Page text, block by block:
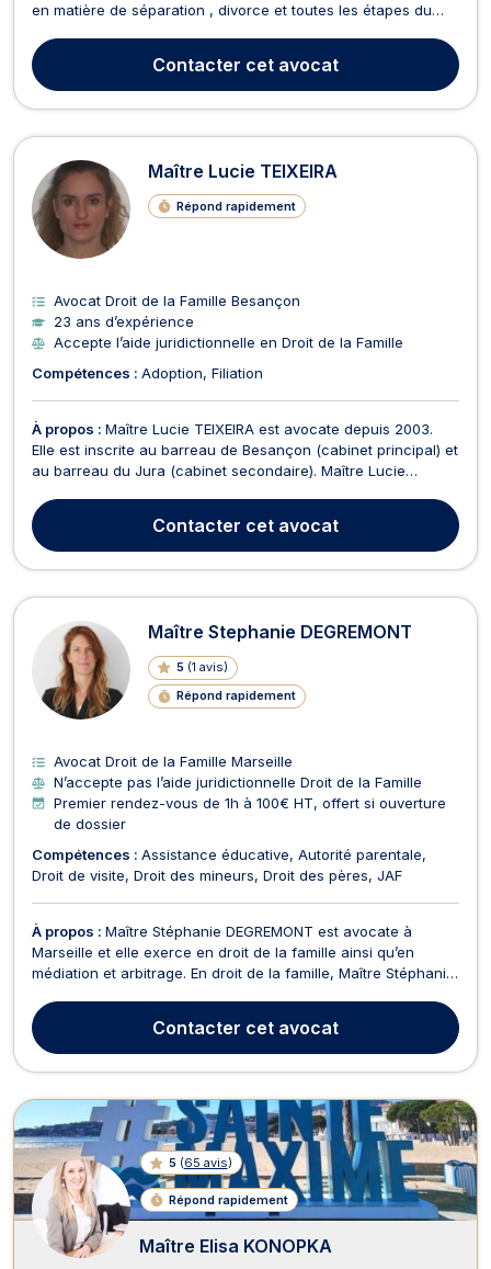
en matière de séparation , divorce et toutes les étapes du
les infractions délictuelles relevant du tribunal correctionnel,
et infractions criminelles releva...
Contacter cet avocat
Maître Lucie TEIXEIRA
Répond rapidement
Avocat Droit de la Famille Besançon
23 ans d’expérience
Accepte l’aide juridictionnelle en Droit de la Famille
Compétences : Adoption Filiation
À propos : Maître Lucie TEIXEIRA est avocate depuis 2003.
Elle est inscrite au barreau de Besançon (cabinet principal) et
au barreau du Jura (cabinet secondaire). Maître Lucie
Meslier • et à Dole (39100) au 20 avenue du Maréchal de
Lattre de Tassigny. Maître TEIXEIRA intervient...
Contacter cet avocat
Maître Stephanie DEGREMONT
5 (1 avis)
Répond rapidement
Avocat Droit de la Famille Marseille
N’accepte pas l’aide juridictionnelle Droit de la Famille
Premier rendez-vous de 1h à 100€ HT, offert si ouverture
de dossier
Compétences : Assistance éducative Autorité parentale
Droit de visite Droit des mineurs Droit des pères JAF
À propos : Maître Stéphanie DEGREMONT est avocate à
Marseille et elle exerce en droit de la famille ainsi qu’en
médiation et arbitrage. En droit de la famille, Maître Stéphanie
à l’amiable ou par consentement mutuel, la séparation ainsi
que les demandes de pension alimentair...
Contacter cet avocat
5 (65 avis)
Répond rapidement
Maître Elisa KONOPKA